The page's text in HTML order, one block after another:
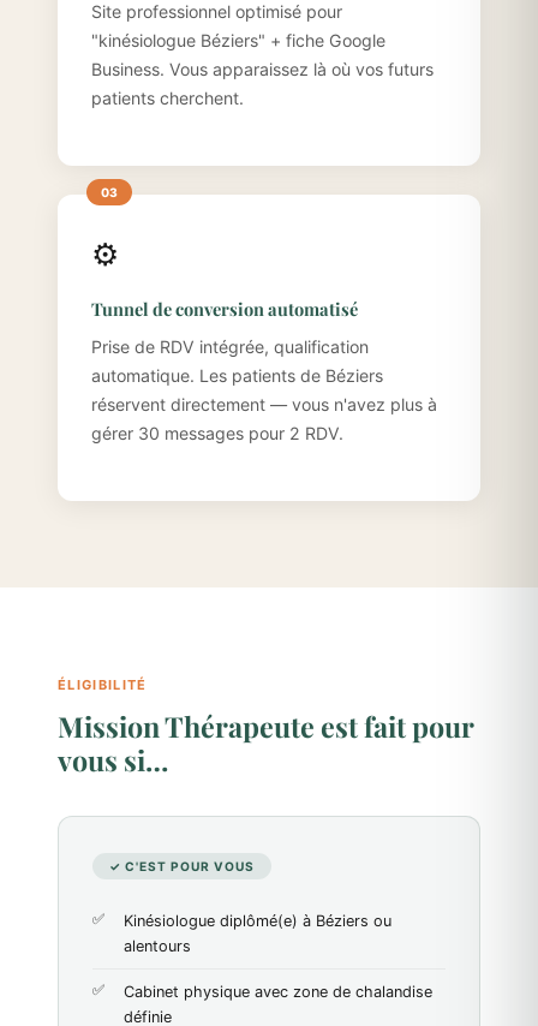
Site professionnel optimisé pour
"kinésiologue Béziers" + fiche Google
Business. Vous apparaissez là où vos futurs
patients cherchent.
⚙️
Tunnel de conversion automatisé
Prise de RDV intégrée, qualification
automatique. Les patients de Béziers
réservent directement — vous n'avez plus à
gérer 30 messages pour 2 RDV.
ÉLIGIBILITÉ
Mission Thérapeute est fait pour
vous si…
✓ C'EST POUR VOUS
Kinésiologue diplômé(e) à Béziers ou
alentours
Cabinet physique avec zone de chalandise
définie